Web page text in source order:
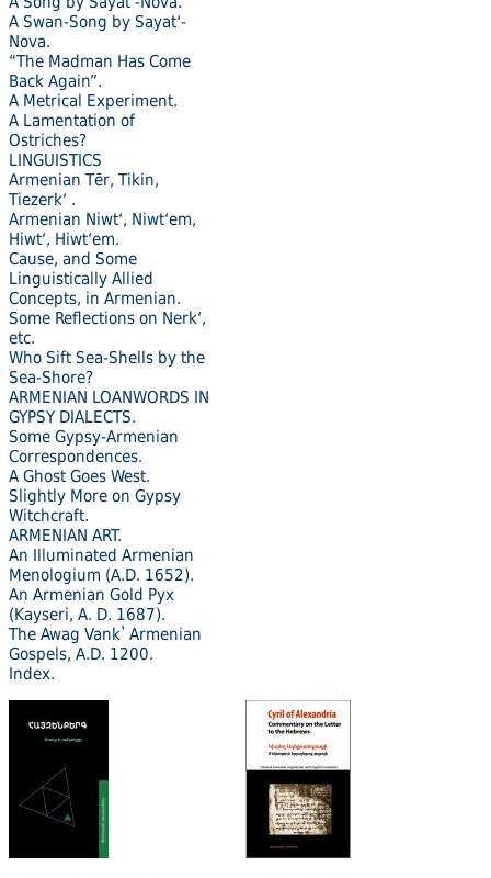
A Swan-Song by Sayat‘-
Nova.
“The Madman Has Come
Back Again”.
A Metrical Experiment.
A Lamentation of
Ostriches?
LINGUISTICS
Armenian Tēr, Tikin,
Tiezerk‘ .
Armenian Niwt‘, Niwt‘em,
Hiwt‘, Hiwt‘em.
Cause, and Some
Linguistically Allied
Concepts, in Armenian.
Some Reflections on Nerkʻ,
etc.
Who Sift Sea-Shells by the
Sea-Shore?
ARMENIAN LOANWORDS IN
GYPSY DIALECTS.
Some Gypsy-Armenian
Correspondences.
A Ghost Goes West.
Slightly More on Gypsy
Witchcraft.
ARMENIAN ART.
An Illuminated Armenian
Menologium (A.D. 1652).
An Armenian Gold Pyx
(Kayseri, A. D. 1687).
The Awag Vankʽ Armenian
Gospels, A.D. 1200.
Index.